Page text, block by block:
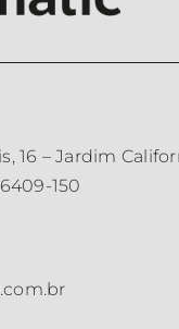
16 – Jardim
150